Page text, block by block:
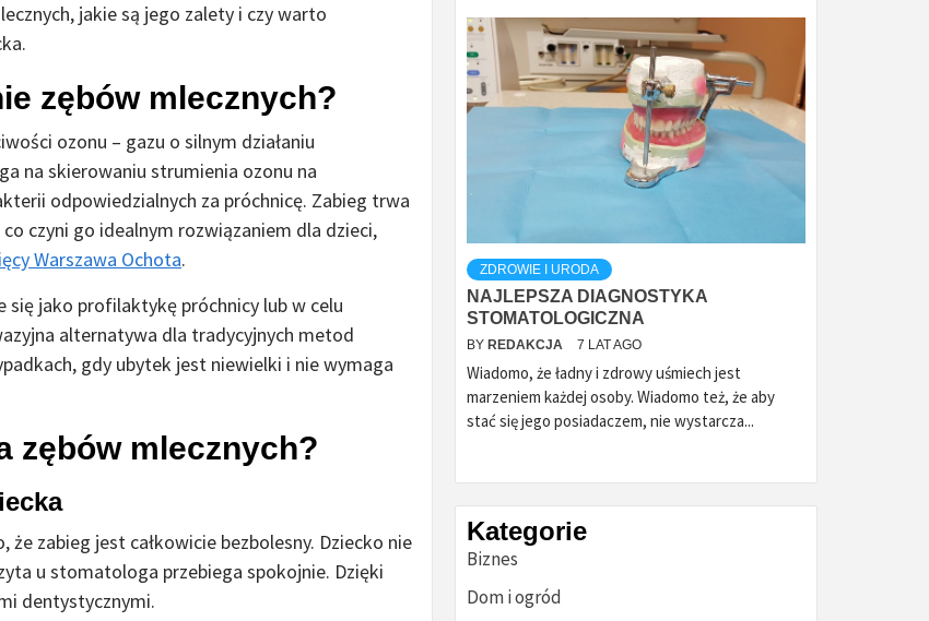
jakie są jego zalety i czy warto
zębów mlecznych?
ozonu – gazu o silnym działaniu
na skierowaniu strumienia ozonu na
odpowiedzialnych za próchnicę. Zabieg trwa
czyni go idealnym rozwiązaniem dla dzieci,
Warszawa Ochota.
się jako profilaktykę próchnicy lub w celu
alternatywa dla tradycyjnych metod
gdy ubytek jest niewielki i nie wymaga
zębów mlecznych?
zabieg jest całkowicie bezbolesny. Dziecko nie
u stomatologa przebiega spokojnie. Dzięki
dentystycznymi.
ZDROWIE I URODA
NAJLEPSZA DIAGNOSTYKA
STOMATOLOGICZNA
BY REDAKCJA 7 LAT AGO
Wiadomo, że ładny i zdrowy uśmiech jest
marzeniem każdej osoby. Wiadomo też, że aby
stać się jego posiadaczem, nie wystarcza...
Kategorie
Biznes
Dom i ogród